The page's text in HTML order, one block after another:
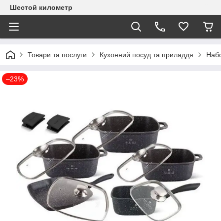
Шестой километр
Товари та послуги Кухонний посуд та приладдя
–23%